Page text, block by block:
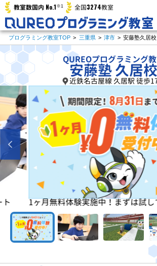
教室数国内 No.1※1 全国3274教室
プログラミング教室TOP > 三重県 > 津市 > 安藤塾久居校
QUREOプログラミング
安藤塾 久居校
近鉄名古屋線 久居駅 徒歩
う お子さまの「楽しい」を学びの原